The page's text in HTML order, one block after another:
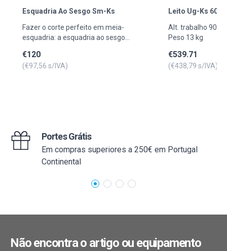
Esquadria Ao Sesgo Sm-Ks
Fazer o corte perfeito em meia-
esquadria: a esquadria ao sesgo
ângulo é simplesmente
transferido para a serra de
€120
(€97,56 s/IVA)
Leito Ug-Ks 60
Alt. trabalho 900
Peso 13 kg
€539.71
(€438,79 s/IVA)
Portes Grátis
Em compras superiores a 250€ em Portugal
Continental
Não encontra o artigo ou equipamento